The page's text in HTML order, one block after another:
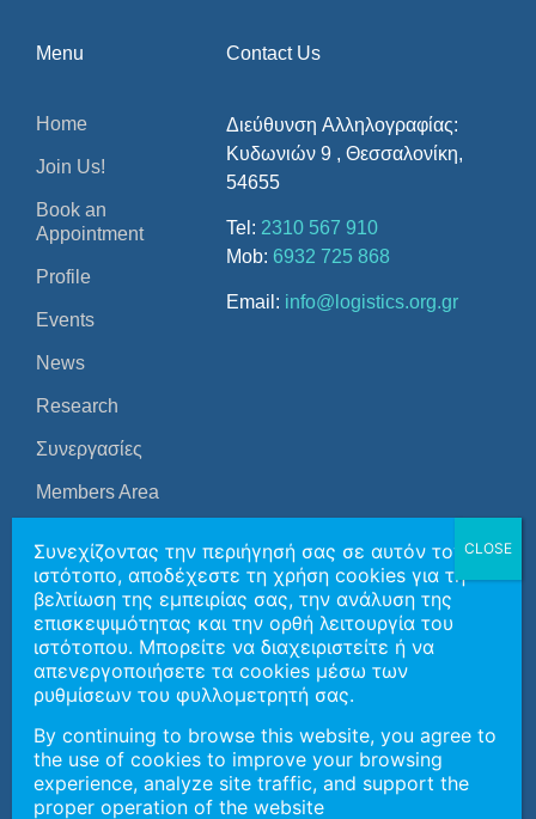
Menu
Home
Join Us!
Book an
Appointment
Profile
Events
News
Research
Συνεργασίες
Members Area
EL
Contact Us
Διεύθυνση Αλληλογραφίας:
Κυδωνιών 9 , Θεσσαλονίκη,
54655
Tel: 2310 567 910
Mob: 6932 725 868
Email: info@logistics.org.gr
Copyright 2026 | Ελληνική Εταιρεία Logistics Βορείου
Ελλάδος
General Data Protection Policy
Ανάπτυξη Ιστοσελίδας:SymKon Technologies
Συνεχίζοντας την περιήγησή σας σε αυτόν τον
ιστότοπο, αποδέχεστε τη χρήση cookies για τη
βελτίωση της εμπειρίας σας, την ανάλυση της
επισκεψιμότητας και την ορθή λειτουργία του
ιστότοπου. Μπορείτε να διαχειριστείτε ή να
απενεργοποιήσετε τα cookies μέσω των
ρυθμίσεων του φυλλομετρητή σας.
By continuing to browse this website, you agree to
the use of cookies to improve your browsing
experience, analyze site traffic, and support the
proper operation of the website